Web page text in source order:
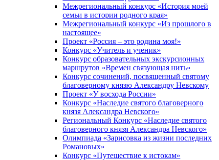
Межрегиональный конкурс «История моей
семьи в истории родного края»
Межрегиональный конкурс «Из прошлого в
настоящее»
Проект «Россия – это родина моя!»
Конкурс «Учитель и ученик»
Конкурс образовательных экскурсионных
маршрутов «Времен связующая нить»
Конкурс сочинений, посвященный святому
благоверному князю Александру Невскому
Проект «У восхода России»
Конкурс «Наследие святого благоверного
князя Александра Невского»
Региональный Конкурс «Наследие святого
благоверного князя Александра Невского»
Олимпиада «Зарисовка из жизни последних
Романовых»
Конкурс «Путешествие к истокам»